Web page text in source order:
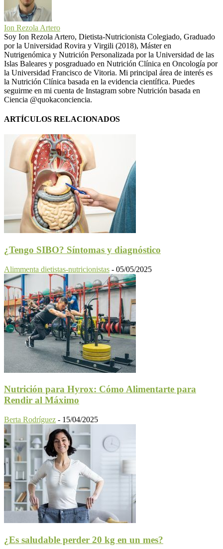
Ion Rezola Artero
Soy Ion Rezola Artero, Dietista-Nutricionista Colegiado, Graduado
por la Universidad Rovira y Virgili (2018), Máster en
Nutrigenómica y Nutrición Personalizada por la Universidad de las
Islas Baleares y posgraduado en Nutrición Clínica en Oncología por
la Universidad Francisco de Vitoria. Mi principal área de interés es
la Nutrición Clínica basada en la evidencia científica. Puedes
seguirme en mi cuenta de Instagram sobre Nutrición basada en
Ciencia @quokaconciencia.
ARTÍCULOS RELACIONADOS
¿Tengo SIBO? Síntomas y diagnóstico
Alimmenta dietistas-nutricionistas - 05/05/2025
Nutrición para Hyrox: Cómo Alimentarte para
Rendir al Máximo
Berta Rodríguez - 15/04/2025
¿Es saludable perder 20 kg en un mes?